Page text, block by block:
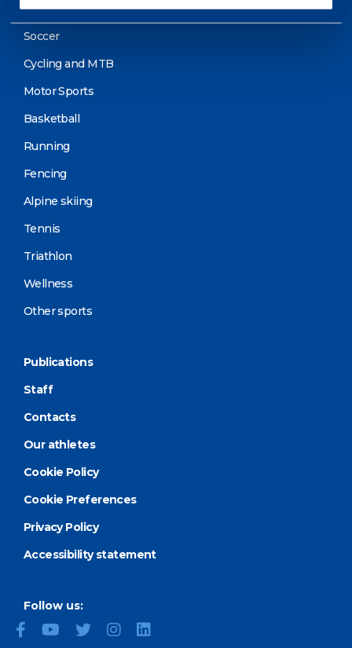
Sport
Soccer
Cycling and MTB
Motor Sports
Basketball
Running
Fencing
Alpine skiing
Tennis
Triathlon
Wellness
Other sports
Publications
Staff
Contacts
Our athletes
Cookie Policy
Cookie Preferences
Privacy Policy
Accessibility statement
Follow us: